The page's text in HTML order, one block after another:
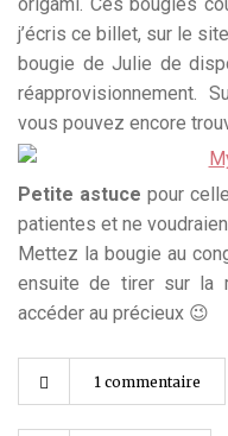
j’écris ce billet, sur le
bougie de Julie de
réapprovisionnement.
vous pouvez encore
Petite astuce pour
patientes et ne
Mettez la bougie au
ensuite de tirer sur la
accéder au précieux 😉
1 commentaire